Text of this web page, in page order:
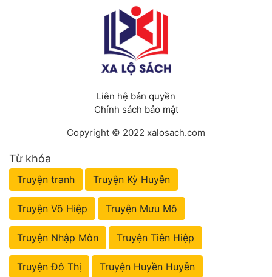
Liên hệ bản quyền
Chính sách bảo mật
Copyright © 2022 xalosach.com
Từ khóa
Truyện tranh Truyện Kỳ Huyễn
Truyện Võ Hiệp Truyện Mưu Mô
Truyện Nhập Môn Truyện Tiên Hiệp
Truyện Đô Thị Truyện Huyền Huyễn